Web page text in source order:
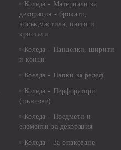
Коледа - Материали за
декорация - брокати,
восък,мастила, пасти и
кристали
Коледа - Панделки, ширити
и конци
Коелда - Папки за релеф
Коледа - Перфоратори
(пънчове)
Коледа - Предмети и
елементи за декорация
Коледа - За опаковане